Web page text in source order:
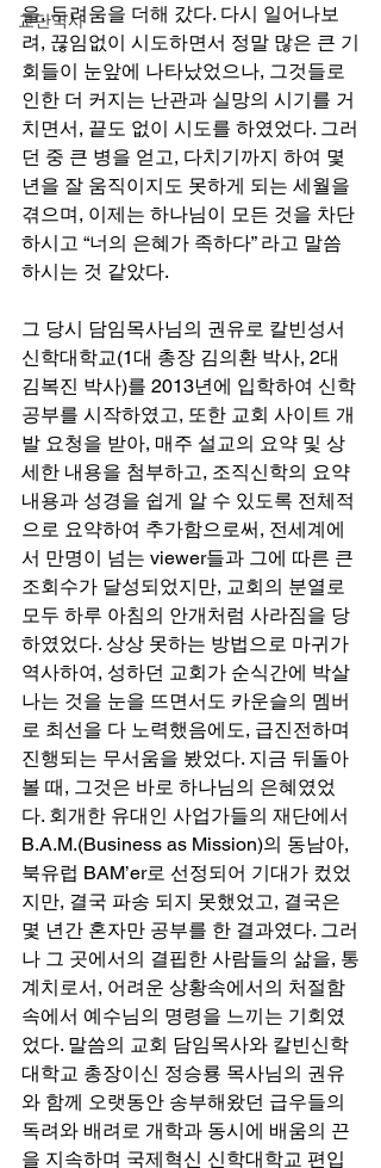
교단역사
을, 두려움을 더해 갔다. 다시 일어나보
려, 끊임없이 시도하면서 정말 많은 큰 기
회들이 눈앞에 나타났었으나, 그것들로
인한 더 커지는 난관과 실망의 시기를 거
치면서, 끝도 없이 시도를 하였었다. 그러
던 중 큰 병을 얻고, 다치기까지 하여 몇
년을 잘 움직이지도 못하게 되는 세월을
겪으며, 이제는 하나님이 모든 것을 차단
하시고 “너의 은혜가 족하다” 라고 말씀
하시는 것 같았다.
그 당시 담임목사님의 권유로 칼빈성서
신학대학교(1대 총장 김의환 박사, 2대
김복진 박사)를 2013년에 입학하여 신학
공부를 시작하였고, 또한 교회 사이트 개
발 요청을 받아, 매주 설교의 요약 및 상
세한 내용을 첨부하고, 조직신학의 요약
내용과 성경을 쉽게 알 수 있도록 전체적
으로 요약하여 추가함으로써, 전세계에
서 만명이 넘는 viewer들과 그에 따른 큰
조회수가 달성되었지만, 교회의 분열로
모두 하루 아침의 안개처럼 사라짐을 당
하였었다. 상상 못하는 방법으로 마귀가
역사하여, 성하던 교회가 순식간에 박살
나는 것을 눈을 뜨면서도 카운슬의 멤버
로 최선을 다 노력했음에도, 급진전하며
진행되는 무서움을 봤었다. 지금 뒤돌아
볼 때, 그것은 바로 하나님의 은혜였었
다. 회개한 유대인 사업가들의 재단에서
B.A.M.(Business as Mission)의 동남아,
북유럽 BAM’er로 선정되어 기대가 컸었
지만, 결국 파송 되지 못했었고, 결국은
몇 년간 혼자만 공부를 한 결과였다. 그러
나 그 곳에서의 결핍한 사람들의 삶을, 통
계치로서, 어려운 상황속에서의 처절함
속에서 예수님의 명령을 느끼는 기회였
었다. 말씀의 교회 담임목사와 칼빈신학
대학교 총장이신 정승룡 목사님의 권유
와 함께 오랫동안 송부해왔던 급우들의
독려와 배려로 개학과 동시에 배움의 끈
을 지속하며 국제혁신 신학대학교 편입